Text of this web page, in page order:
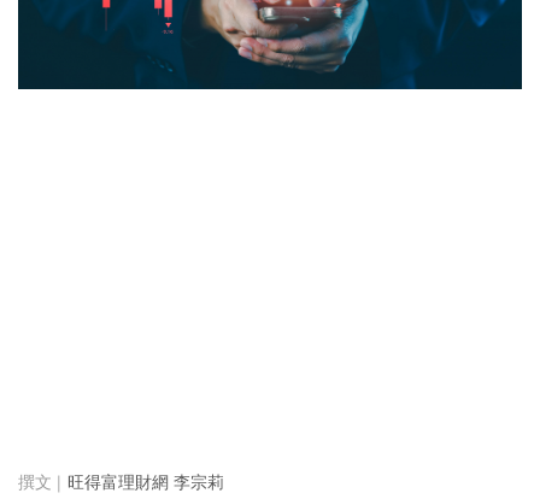
旺得富理財網 李宗莉